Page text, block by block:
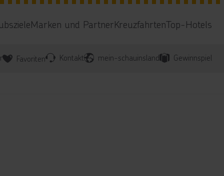
Marken und PartnerKreuzfahrtenTop-Hotels
Favoriten Kontakt mein-schauinsland Gewinnspiel